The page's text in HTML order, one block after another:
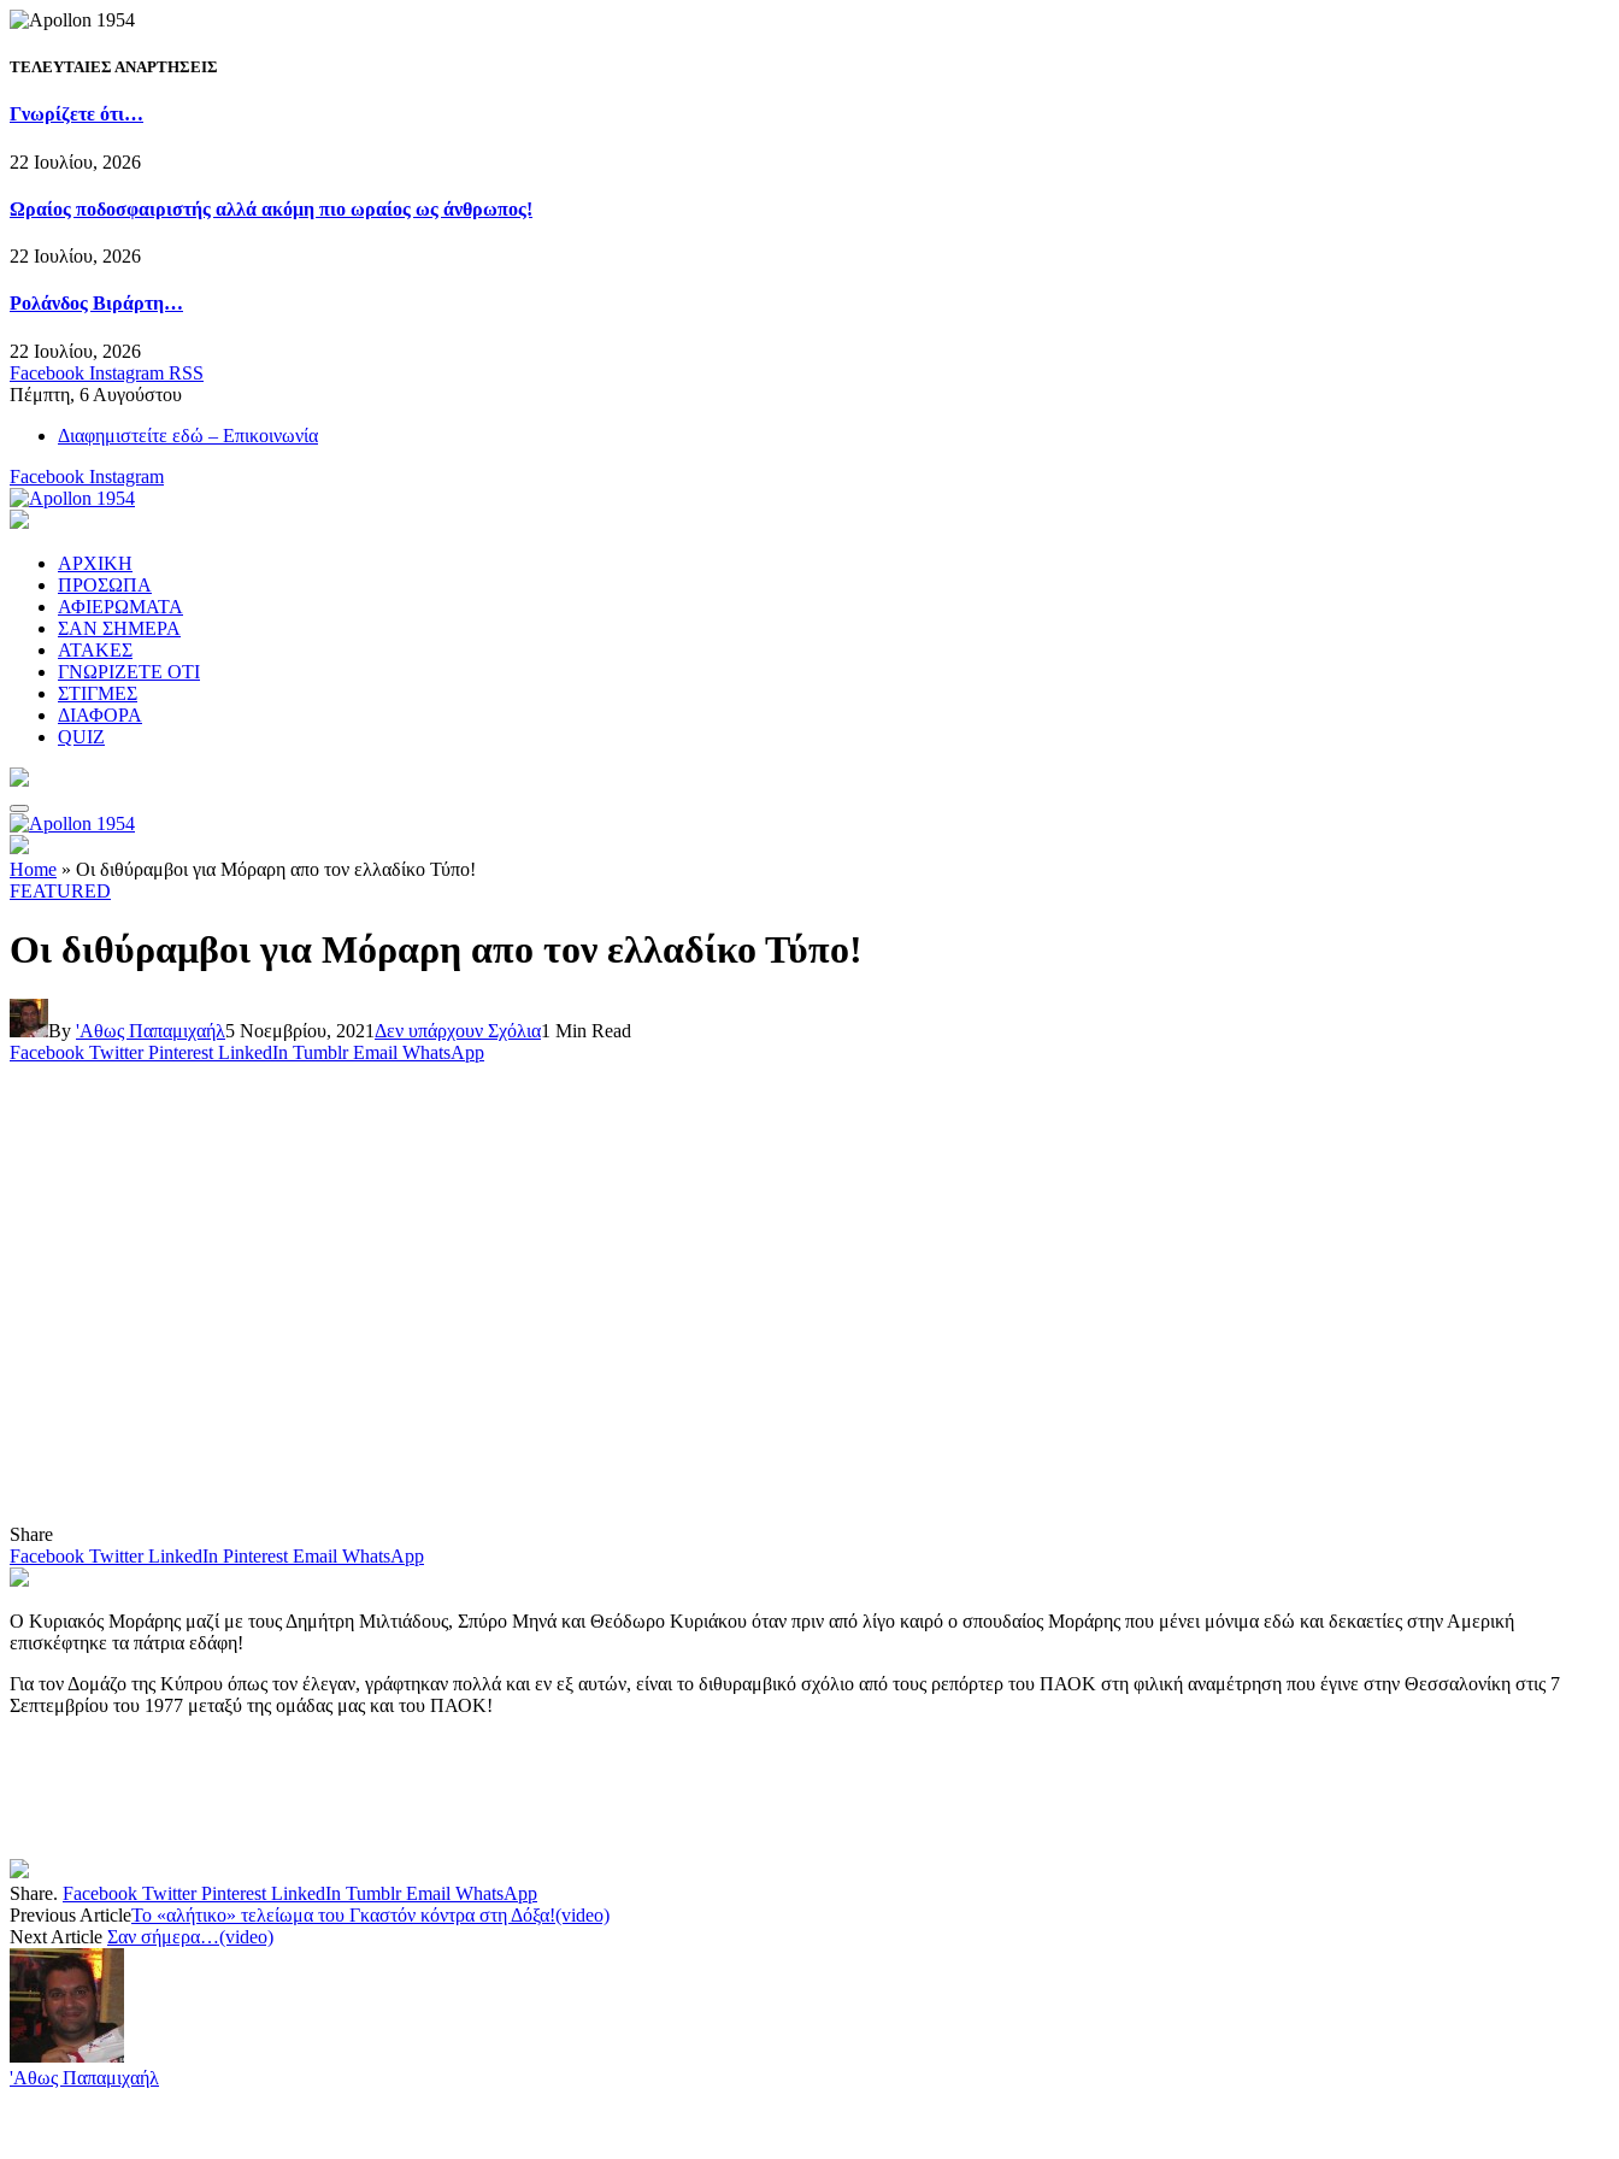
ΤΕΛΕΥΤΑΙΕΣ ΑΝΑΡΤΗΣΕΙΣ
Γνωρίζετε ότι…
22 Ιουλίου, 2026
Ωραίος ποδοσφαιριστής αλλά ακόμη πιο ωραίος ως άνθρωπος!
22 Ιουλίου, 2026
Ρολάνδος Βιράρτη…
22 Ιουλίου, 2026
Facebook Instagram RSS
Πέμπτη, 6 Αυγούστου
Διαφημιστείτε εδώ – Επικοινωνία
Facebook Instagram
ΑΡΧΙΚΗ
ΠΡΟΣΩΠΑ
ΑΦΙΕΡΩΜΑΤΑ
ΣΑΝ ΣΗΜΕΡΑ
ΑΤΑΚΕΣ
ΓΝΩΡΙΖΕΤΕ ΟΤΙ
ΣΤΙΓΜΕΣ
ΔΙΑΦΟΡΑ
QUIZ
Home » Οι διθύραμβοι για Μόραρη απο τον ελλαδίκο Τύπο!
FEATURED
Οι διθύραμβοι για Μόραρη απο τον ελλαδίκο Τύπο!
By 'Αθως Παπαμιχαήλ5 Νοεμβρίου, 2021 Δεν υπάρχουν Σχόλια1 Min Read
Facebook Twitter Pinterest LinkedIn Tumblr Email WhatsApp
Share
Facebook Twitter LinkedIn Pinterest Email WhatsApp
Ο Κυριακός Μοράρης μαζί με τους Δημήτρη Μιλτιάδους, Σπύρο Μηνά και Θεόδωρο Κυριάκου όταν πριν από λίγο καιρό ο σπουδαίος Μοράρης που μένει μόνιμα εδώ και δεκαετίες στην Αμερική
επισκέφτηκε τα πάτρια εδάφη!
Για τον Δομάζο της Κύπρου όπως τον έλεγαν, γράφτηκαν πολλά και εν εξ αυτών, είναι το διθυραμβικό σχόλιο από τους ρεπόρτερ του ΠΑΟΚ στη φιλική αναμέτρηση που έγινε στην Θεσσαλονίκη στις 7
Σεπτεμβρίου του 1977 μεταξύ της ομάδας μας και του ΠΑΟΚ!
Share. Facebook Twitter Pinterest LinkedIn Tumblr Email WhatsApp
Previous ArticleΤο «αλήτικο» τελείωμα του Γκαστόν κόντρα στη Δόξα!(video)
Next Article Σαν σήμερα…(video)
'Αθως Παπαμιχαήλ